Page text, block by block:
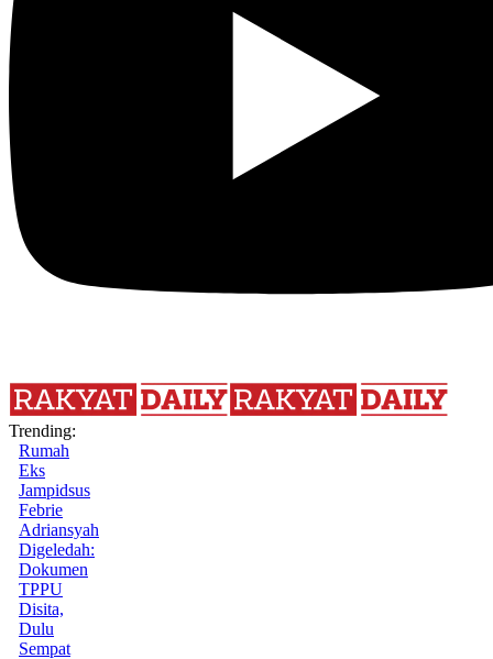
Trending:
Rumah
Eks
Jampidsus
Febrie
Adriansyah
Digeledah:
Dokumen
TPPU
Disita,
Dulu
Sempat